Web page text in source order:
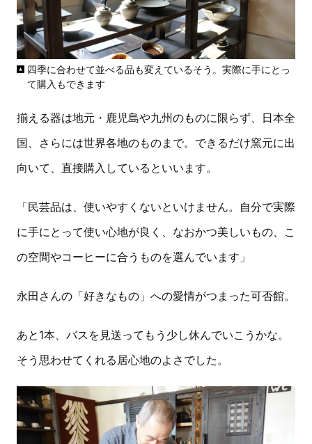
四季に合わせて並べる品も変えているそう。実際に手にとっ
て購入もできます
揃える器は地元・鹿児島や九州のものに限らず、日本全
国、さらには世界各地のものまで。できるだけ窯元に出
向いて、直接購入しているといいます。
「民芸品は、使いやすくないといけません。自分で実際
に手にとって使い心地が良く、なおかつ美しいもの、こ
の空間やコーヒーに合うものを選んでいます」
永田さんの「好きなもの」への愛情がつまった可否館。
あと1本、バスを見送ってもう少し休んでいこうかな。
そう思わせてくれる居心地のよさでした。